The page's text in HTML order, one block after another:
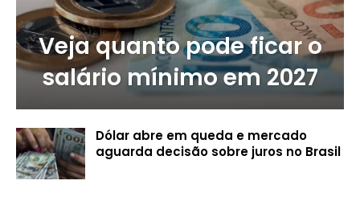
Veja quanto pode ficar o
salário mínimo em 2027
Dólar abre em queda e mercado
aguarda decisão sobre juros no Brasil